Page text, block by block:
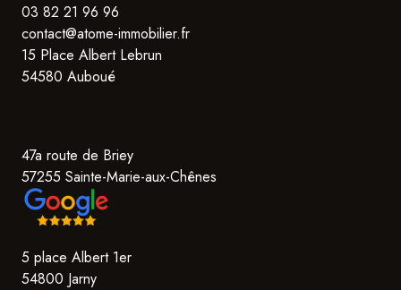
03 82 21 96 96
contact@atome-immobilier.fr
15 Place Albert Lebrun
54580 Auboué
47a route de Briey
57255 Sainte-Marie-aux-Chênes
5 place Albert 1er
54800 Jarny